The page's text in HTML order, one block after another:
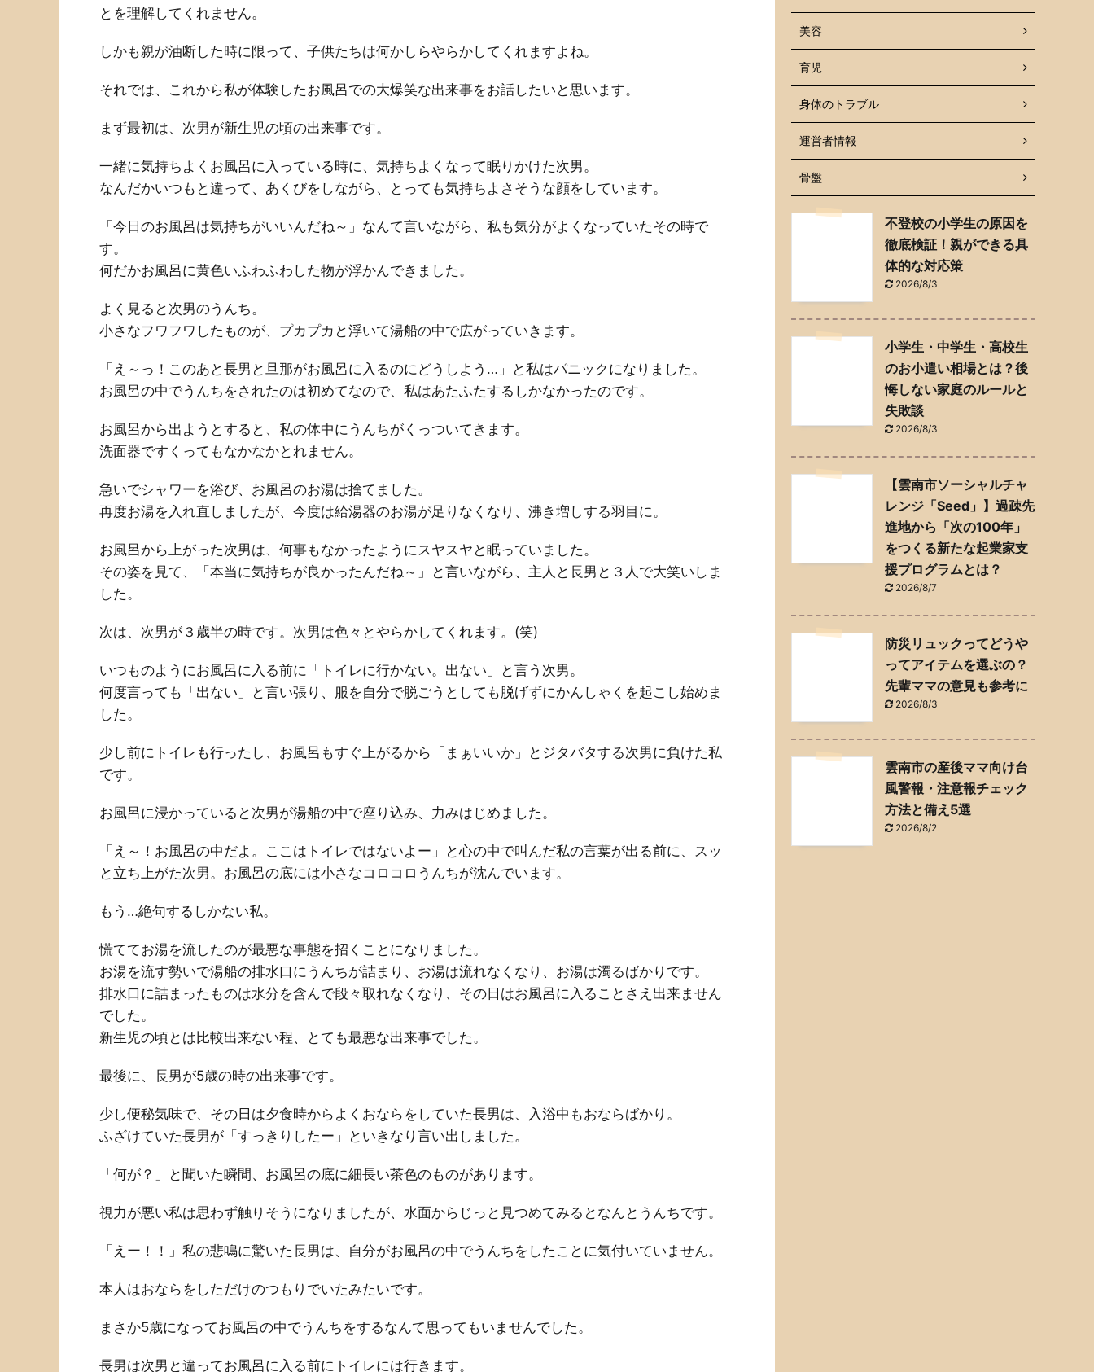
とを理解してくれません。
しかも親が油断した時に限って、子供たちは何かしらやらかしてくれますよね。
それでは、これから私が体験したお風呂での大爆笑な出来事をお話したいと思います。
まず最初は、次男が新生児の頃の出来事です。
一緒に気持ちよくお風呂に入っている時に、気持ちよくなって眠りかけた次男。
なんだかいつもと違って、あくびをしながら、とっても気持ちよさそうな顔をしています。
「今日のお風呂は気持ちがいいんだね～」なんて言いながら、私も気分がよくなっていたその時で
す。
何だかお風呂に黄色いふわふわした物が浮かんできました。
よく見ると次男のうんち。
小さなフワフワしたものが、プカプカと浮いて湯船の中で広がっていきます。
「え～っ！このあと長男と旦那がお風呂に入るのにどうしよう…」と私はパニックになりました。
お風呂の中でうんちをされたのは初めてなので、私はあたふたするしかなかったのです。
お風呂から出ようとすると、私の体中にうんちがくっついてきます。
洗面器ですくってもなかなかとれません。
急いでシャワーを浴び、お風呂のお湯は捨てました。
再度お湯を入れ直しましたが、今度は給湯器のお湯が足りなくなり、沸き増しする羽目に。
お風呂から上がった次男は、何事もなかったようにスヤスヤと眠っていました。
その姿を見て、「本当に気持ちが良かったんだね～」と言いながら、主人と長男と３人で大笑いしま
した。
次は、次男が３歳半の時です。次男は色々とやらかしてくれます。(笑)
いつものようにお風呂に入る前に「トイレに行かない。出ない」と言う次男。
何度言っても「出ない」と言い張り、服を自分で脱ごうとしても脱げずにかんしゃくを起こし始めま
した。
少し前にトイレも行ったし、お風呂もすぐ上がるから「まぁいいか」とジタバタする次男に負けた私
です。
お風呂に浸かっていると次男が湯船の中で座り込み、力みはじめました。
「え～！お風呂の中だよ。ここはトイレではないよー」と心の中で叫んだ私の言葉が出る前に、スッ
と立ち上がた次男。お風呂の底には小さなコロコロうんちが沈んでいます。
もう…絶句するしかない私。
慌ててお湯を流したのが最悪な事態を招くことになりました。
お湯を流す勢いで湯船の排水口にうんちが詰まり、お湯は流れなくなり、お湯は濁るばかりです。
排水口に詰まったものは水分を含んで段々取れなくなり、その日はお風呂に入ることさえ出来ません
でした。
新生児の頃とは比較出来ない程、とても最悪な出来事でした。
最後に、長男が5歳の時の出来事です。
少し便秘気味で、その日は夕食時からよくおならをしていた長男は、入浴中もおならばかり。
ふざけていた長男が「すっきりしたー」といきなり言い出しました。
「何が？」と聞いた瞬間、お風呂の底に細長い茶色のものがあります。
視力が悪い私は思わず触りそうになりましたが、水面からじっと見つめてみるとなんとうんちです。
「えー！！」私の悲鳴に驚いた長男は、自分がお風呂の中でうんちをしたことに気付いていません。
本人はおならをしただけのつもりでいたみたいです。
まさか5歳になってお風呂の中でうんちをするなんて思ってもいませんでした。
長男は次男と違ってお風呂に入る前にトイレには行きます。
美容
育児
身体のトラブル
運営者情報
骨盤
不登校の小学生の原因を
徹底検証！親ができる具
体的な対応策
2026/8/3
小学生・中学生・高校生
のお小遣い相場とは？後
悔しない家庭のルールと
失敗談
2026/8/3
【雲南市ソーシャルチャ
レンジ「Seed」】過疎先
進地から「次の100年」
をつくる新たな起業家支
援プログラムとは？
2026/8/7
防災リュックってどうや
ってアイテムを選ぶの？
先輩ママの意見も参考に
2026/8/3
雲南市の産後ママ向け台
風警報・注意報チェック
方法と備え5選
2026/8/2